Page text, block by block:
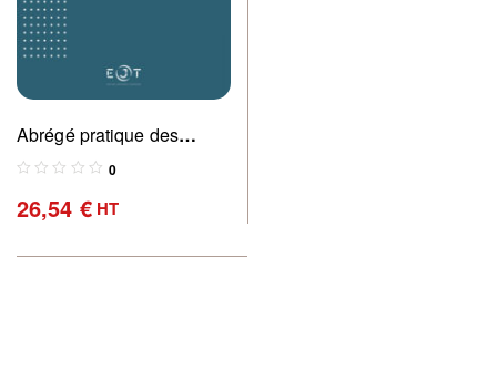
Abrégé pratique des
prescriptions
0
26,54 €HT